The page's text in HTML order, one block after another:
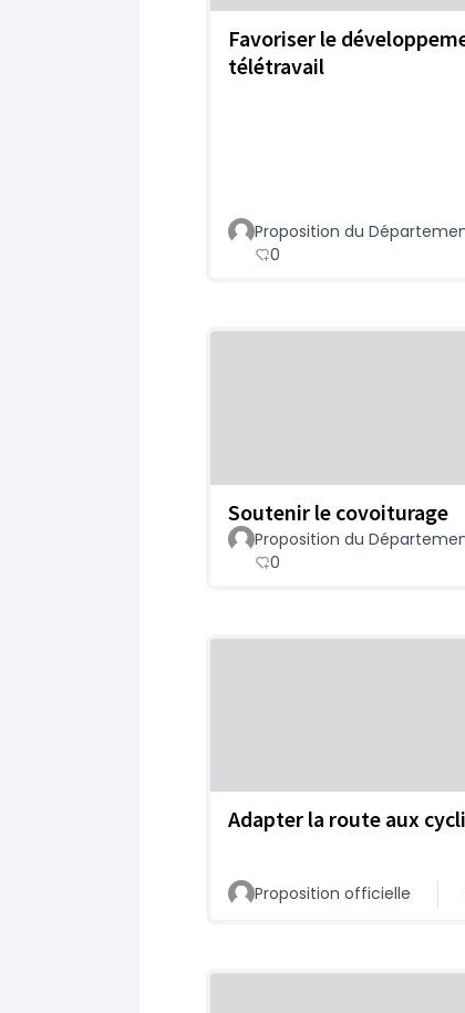
Favoriser le
télétravail
Proposition du
0
Soutenir le covoiturage
Proposition du
0
Adapter la route aux
Proposition officielle